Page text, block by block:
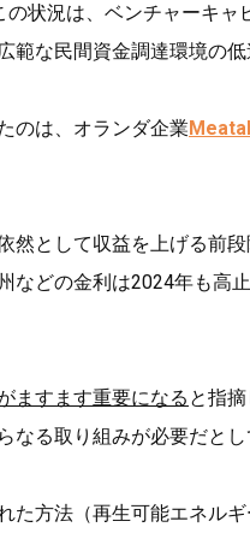
の状況は、ベンチャーキャ
範な民間資金調達環境の
のは、オランダ企業
然として収益を上げる前
どの金利は2024年も高
ますます重要になる と指
る取り組みが必要だとし
た方法（再生可能エネル